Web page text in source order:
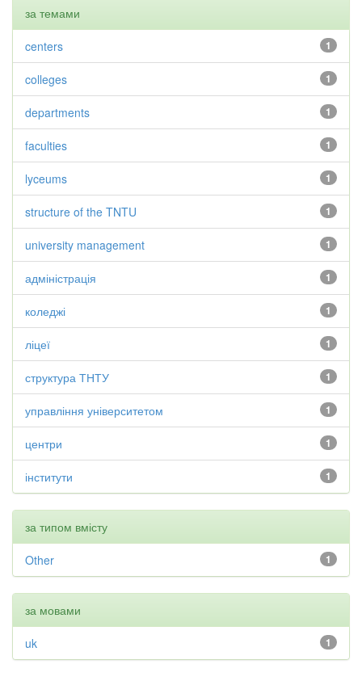
за темами
1
centers
1
colleges
1
departments
1
faculties
1
lyceums
1
structure of the TNTU
1
university management
1
адміністрація
1
коледжі
1
ліцеї
1
структура ТНТУ
1
управління університетом
1
центри
1
інститути
за типом вмісту
1
Other
за мовами
1
uk